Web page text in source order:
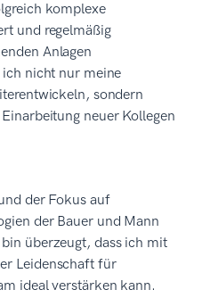
komplexe
und regelmäßig
Anlagen
nicht nur meine
sondern
neuer Kollegen
der Fokus auf
der Bauer und Mann
überzeugt, dass ich mit
Leidenschaft für
ideal verstärken kann.